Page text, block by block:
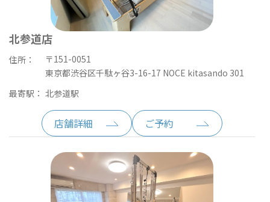
北参道店
住所：
〒151-0051
東京都渋谷区千駄ヶ谷3-16-17 NOCE kitasando 301
最寄駅： 北参道駅
店舗詳細 ご予約